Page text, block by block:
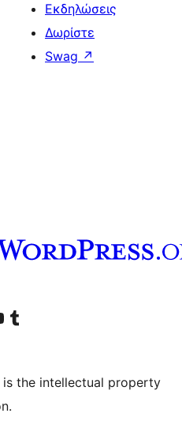
Εκδηλώσεις
Δωρίστε
Swag ↗
LinkedIn
account
YouTube channel
Visit our Tumblr account
is the intellectual property